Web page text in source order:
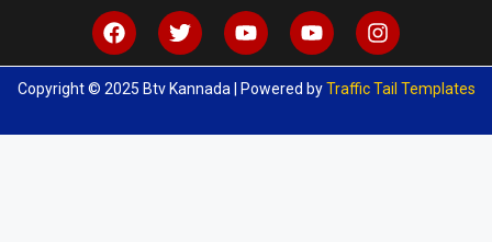
Copyright © 2025 Btv Kannada | Powered byTraffic Tail Templates